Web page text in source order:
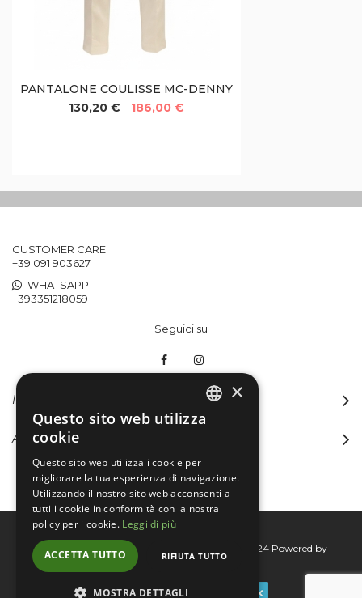
PANTALONE COULISSE MC-DENNY
130,20 €
186,00 €
CUSTOMER CARE
+39 091 903627
WHATSAPP
+393351218059
Seguici su
INFORMAZIONI
ACCOUNT
Bertini group srl © 2015-2026 - P.I. 06076830824 Powered by
Connecta
×
Questo sito web utilizza
cookie
Questo sito web utilizza i cookie per
migliorare la tua esperienza di navigazione.
Utilizzando il nostro sito web acconsenti a
tutti i cookie in conformità con la nostra
policy per i cookie. Leggi di più
ACCETTA TUTTO RIFIUTA TUTTO
MOSTRA DETTAGLI